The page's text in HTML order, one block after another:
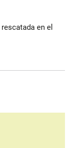
en el